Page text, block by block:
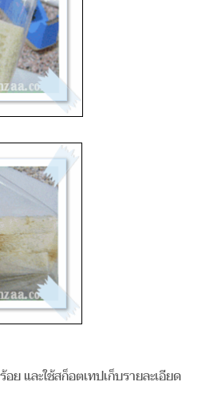
ย และใช้สก็อตเทปเก็บรายละเอียด